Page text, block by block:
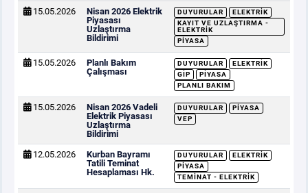
DUYURULAR
BT HİZMET YÖNETİM SİSTEMİ POLİTİKAMIZ
15.05.2026
Nisan 2026 Elektrik
Piyasası
Uzlaştırma
Bildirimi
DUYURULAR
ELEKTRIK
KAYIT VE UZLAŞTIRMA -
ELEKTRIK
PIYASA
15.05.2026
Planlı Bakım
Çalışması
DUYURULAR
ELEKTRIK
GİP
PIYASA
PLANLI BAKIM
15.05.2026
Nisan 2026 Vadeli
Elektrik Piyasası
Uzlaştırma
Bildirimi
DUYURULAR
PIYASA
VEP
12.05.2026
Kurban Bayramı
Tatili Teminat
Hesaplaması Hk.
DUYURULAR
ELEKTRIK
PIYASA
TEMINAT - ELEKTRIK